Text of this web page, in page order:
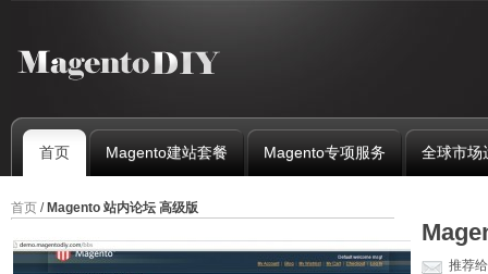
首页 Magento建站套餐 Magento专项服务 全球市场
首页 / Magento 站内论坛 高级版
推荐